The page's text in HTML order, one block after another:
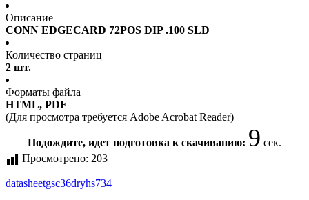
Описание
CONN EDGECARD 72POS DIP .100 SLD
Количество страниц
2 шт.
Форматы файла
HTML, PDF
(Для просмотра требуется Adobe Acrobat Reader)
Подождите, идет подготовка к скачиванию: 9 сек.
Просмотрено: 203
datasheetgsc36dryhs734